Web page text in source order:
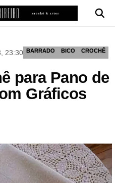
23:30 BARRADO BICO CROCHÊ
para Pano de
Gráficos